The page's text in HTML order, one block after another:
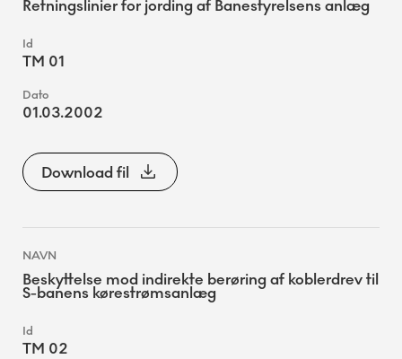
Retningslinier for jording af Banestyrelsens anlæg
TM 01
01.03.2002
Download fil
Beskyttelse mod indirekte berøring af koblerdrev til
S-banens kørestrømsanlæg
TM 02